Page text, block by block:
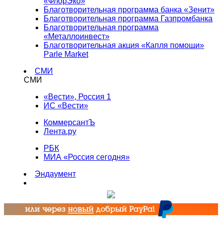
Благотворительная программа банка «Зенит»
Благотворительная программа Газпромбанка
Благотворительная программа
«Металлоинвест»
Благотворительная акция «Капля помощи»
Parle Market
СМИ
СМИ
«Вести», Россия 1
ИС «Вести»
КоммерсантЪ
Лента.ру
РБК
МИА «Россия сегодня»
Эндаумент